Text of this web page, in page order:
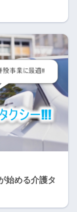
始める介護タ